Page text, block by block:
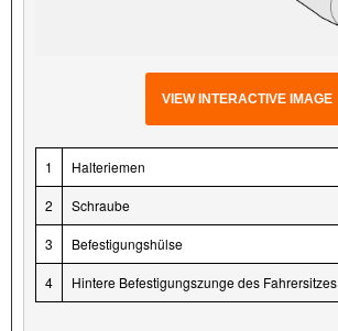
VIEW INTERACTIVE IMAGE
1 Halteriemen
2 Schraube
3 Befestigungshülse
4 Hintere Befestigungszunge des Fahrersitzes